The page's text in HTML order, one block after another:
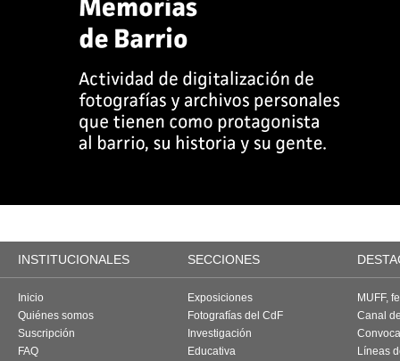
INSTITUCIONALES SECCIONES
Inicio
Quiénes somos
Suscripción
FAQ
Exposiciones
Fotografías del CdF
Investigación
Educativa
MUFF,
Canal
Líneas